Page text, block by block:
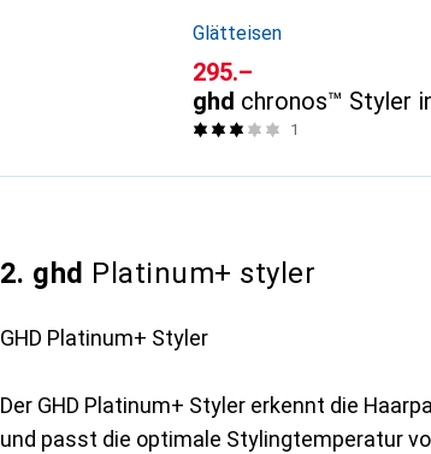
Glätteisen
CHF
295.–
ghd chronos™ Styler
1
2. ghd Platinum+ styler
GHD Platinum+ Styler
Der GHD Platinum+ Styler erkennt die
und passt die optimale Stylingtemperatur